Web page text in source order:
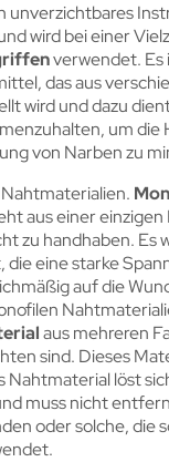
unverzichtbares
wird bei einer
verwendet. Es
das aus
wird und dazu
um die
von Narben zu
aus einer einzigen
zu handhaben. Es
eine starke
auf die
aus mehreren
sind. Dieses
Nahtmaterial löst
muss nicht
oder solche, die